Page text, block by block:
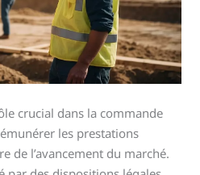
crucial dans la commande
les prestations
de l’avancement du marché.